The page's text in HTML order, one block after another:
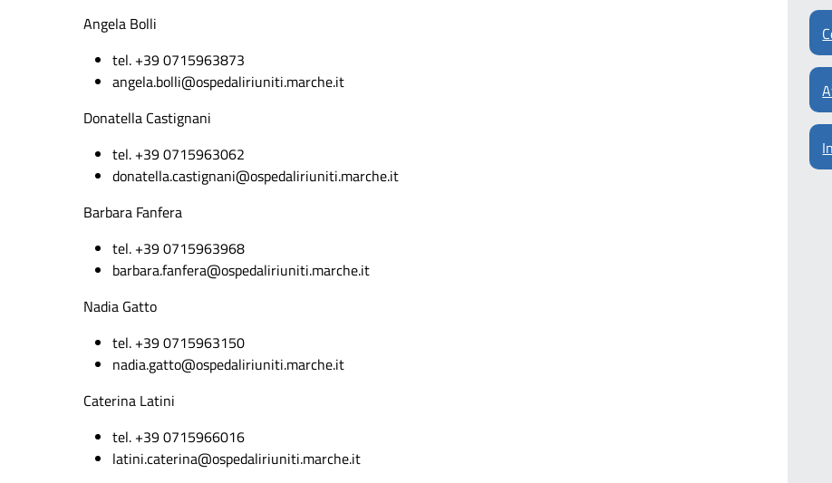
Angela Bolli
tel. +39 0715963873
angela.bolli@ospedaliriuniti.marche.it
Donatella Castignani
tel. +39 0715963062
donatella.castignani@ospedaliriuniti.marche.it
Barbara Fanfera
tel. +39 0715963968
barbara.fanfera@ospedaliriuniti.marche.it
Nadia Gatto
tel. +39 0715963150
nadia.gatto@ospedaliriuniti.marche.it
Caterina Latini
tel. +39 0715966016
latini.caterina@ospedaliriuniti.marche.it